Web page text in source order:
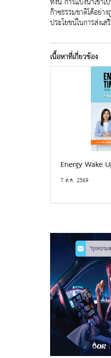
ก๊าซธรรมชาติได้อย่
ประโยชน์ในการส่งเ
เนื้อหาที่เกี่ยวข้อง
Energy Wake
7 ส.ค. 2569